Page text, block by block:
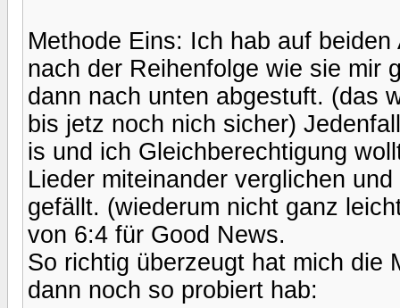
Methode Eins: Ich hab auf
nach der Reihenfolge wie sie mir
dann nach unten abgestuft. (das
bis jetz noch nich sicher)
is und ich Gleichberechtigung
Lieder miteinander verglichen
gefällt. (wiederum nicht ganz
von 6:4 für Good News.
So richtig überzeugt hat mich die
dann noch so probiert hab: